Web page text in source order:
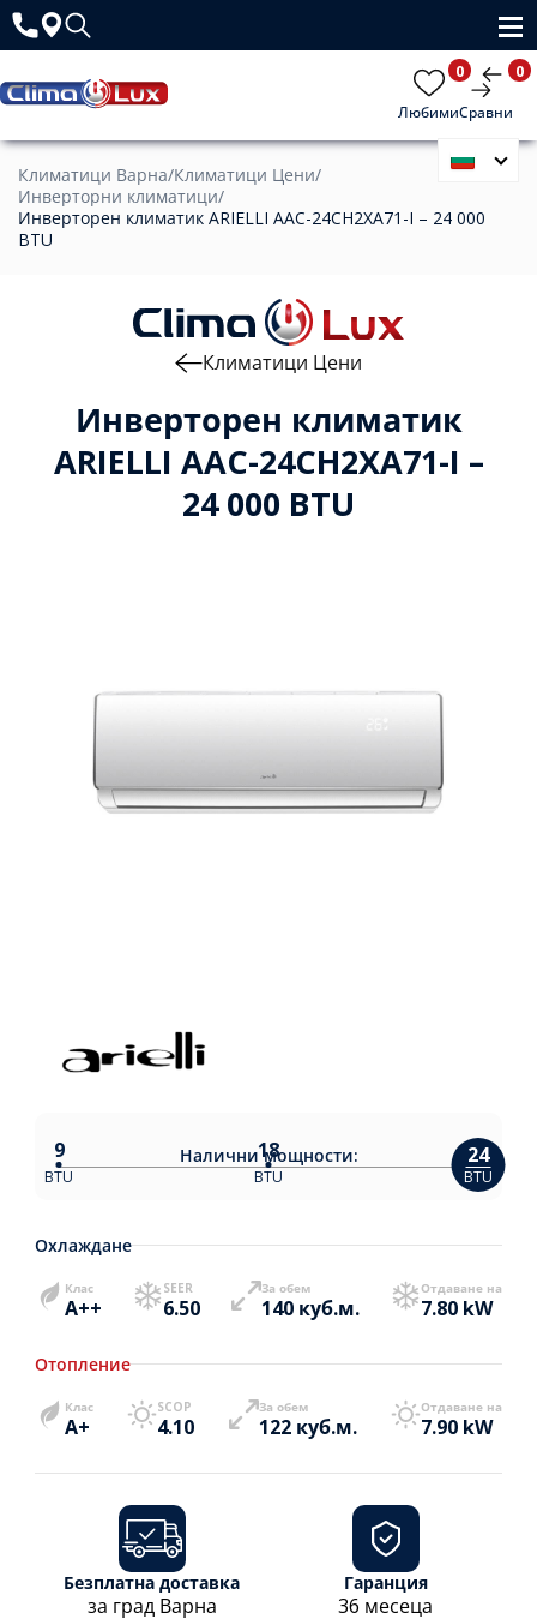
Любими
0
Сравни
0
Климатици Варна/Климатици Цени/
Инверторни климатици/
Инверторен климатик ARIELLI AAC-24CH2XA71-I – 24 000
BTU
Инверторен климатик
ARIELLI AAC-24CH2XA71-I –
24 000 BTU
Климатици Цени
Наличнимощности:
9
BTU
18
BTU
24
BTU
Охлаждане
Клас
A++
SEER
6.50
За обем
140 куб.м.
Отдаване на
7.80 kW
Отопление
Клас
A+
SCOP
4.10
За обем
122 куб.м.
Отдаване на
7.90 kW
Безплатна доставка
за град Варна
Гаранция
36 месеца